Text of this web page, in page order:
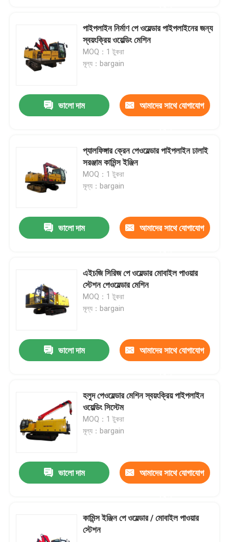
ভিডিও
আমাদের সম্পর্কে
মান নিয়ন্ত্রণ
যোগাযোগ করুন
উদ্ধৃতির জন্য আবেদন
পাইপলাইন স্তর
পাইপলাইন নির্মাণ পে ওয়েল্ডার পাইপলাইনের জন্য
স্বয়ংক্রিয় ওয়েল্ডিং মেশিন
MOQ：1 টুকরা
মূল্য：bargain
ভালো দাম আমাদের সাথে যোগাযোগ
প্যালফিঙ্গার ক্রেন পেওয়েল্ডার পাইপলাইন ঢালাই
সরঞ্জাম কামিন্স ইঞ্জিন
MOQ：1 টুকরা
মূল্য：bargain
ভালো দাম আমাদের সাথে যোগাযোগ
এইচজি সিরিজ পে ওয়েল্ডার মোবাইল পাওয়ার
স্টেশন পেওয়েল্ডার মেশিন
MOQ：1 টুকরা
মূল্য：bargain
ভালো দাম আমাদের সাথে যোগাযোগ
হলুদ পেওয়েল্ডার মেশিন স্বয়ংক্রিয় পাইপলাইন
ওয়েল্ডিং সিস্টেম
MOQ：1 টুকরা
মূল্য：bargain
ভালো দাম আমাদের সাথে যোগাযোগ
কামিন্স ইঞ্জিন পে ওয়েল্ডার / মোবাইল পাওয়ার
স্টেশন